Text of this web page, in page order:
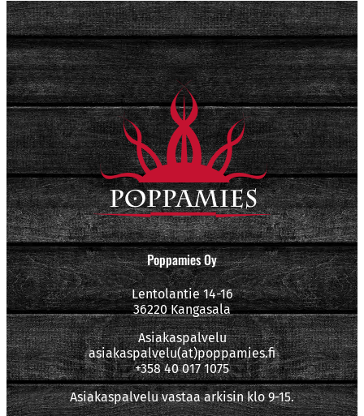
Poppamies Oy
Lentolantie 14-16
36220 Kangasala
Asiakaspalvelu
asiakaspalvelu(at)poppamies.fi
+358 40 017 1075
Asiakaspalvelu vastaa arkisin klo 9-15.